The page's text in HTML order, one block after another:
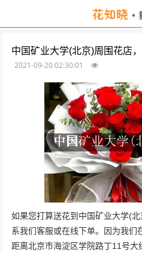
中国矿业大学(北京)周围花店
2021-09-20 02:30:01
如果您打算送花到中国矿业大学(
系我们客服或在线下单。因为我们
距离北京市海淀区学院路丁11号